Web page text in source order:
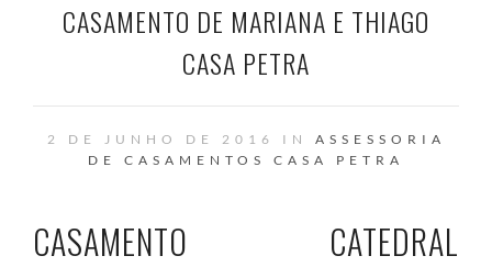
CASAMENTO DE MARIANA E THIAGO
CASA PETRA
2 DE JUNHO DE 2016 IN ASSESSORIA
DE CASAMENTOS
CASA PETRA
CASAMENTO CATEDRAL